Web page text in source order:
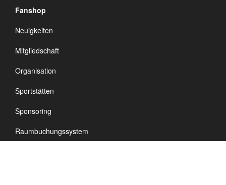
Fanshop
Neuigkeiten
Mitgliedschaft
Organisation
Sportstätten
Sponsoring
Raumbuchungssystem
TSV Vineta
Audorf